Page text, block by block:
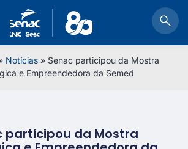
Notícias» Senac participou da Mostra
e Empreendedora da Semed
participou da Mostra